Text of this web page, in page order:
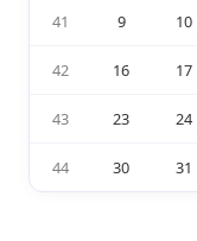
41 9 10
42 16 17
43 23 24
44 30 31